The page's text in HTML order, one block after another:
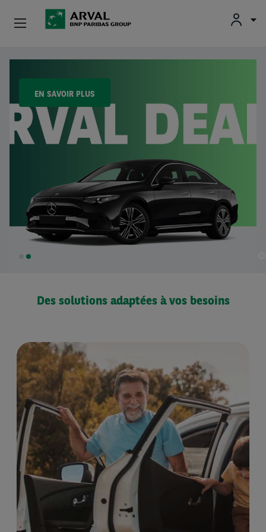
EN SAVOIR PLUS
SLIDE
SLIDE
Des solutions adaptées à vos besoins
Particuliers
Professionnels
Mobilités Durables
Contact
Conducteurs